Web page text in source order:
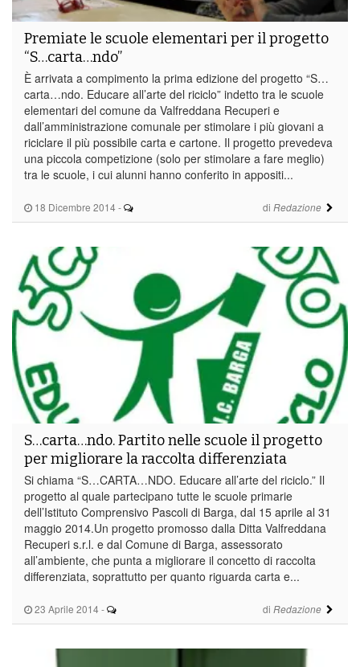
18 Dicembre 2014 - di Redazione
Premiate le scuole elementari per il progetto
“S…carta…ndo”
È arrivata a compimento la prima edizione del progetto “S…
carta…ndo. Educare all’arte del riciclo” indetto tra le scuole
elementari del comune da Valfreddana Recuperi e
dall’amministrazione comunale per stimolare i più giovani a
riciclare il più possibile carta e cartone. Il progetto prevedeva
una piccola competizione (solo per stimolare a fare meglio)
tra le scuole, i cui alunni hanno conferito in appositi...
23 Aprile 2014 - di Redazione
S…carta…ndo. Partito nelle scuole il progetto
per migliorare la raccolta differenziata
Si chiama “S…CARTA…NDO. Educare all’arte del riciclo.” Il
progetto al quale partecipano tutte le scuole primarie
dell’Istituto Comprensivo Pascoli di Barga, dal 15 aprile al 31
maggio 2014.Un progetto promosso dalla Ditta Valfreddana
Recuperi s.r.l. e dal Comune di Barga, assessorato
all’ambiente, che punta a migliorare il concetto di raccolta
differenziata, soprattutto per quanto riguarda carta e...